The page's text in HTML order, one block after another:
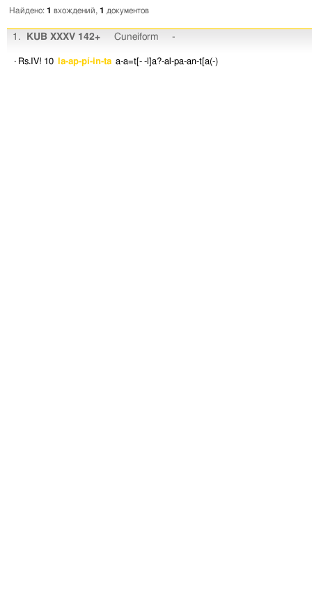
Найдено: 1 вхождений, 1 документов
1. KUB XXXV 142+ Cuneiform -
· Rs.IV! 10 la-ap-pí-in-ta a-a=t[- -l]a?-al-pa-an-t[a(-)